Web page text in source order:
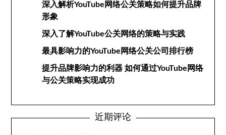
深入解析YouTube网络公关策略如何提升品牌
形象
深入了解YouTube公关网络的策略与实践
最具影响力的YouTube网络公关公司排行榜
提升品牌影响力的利器 如何通过YouTube网络
与公关策略实现成功
近期评论